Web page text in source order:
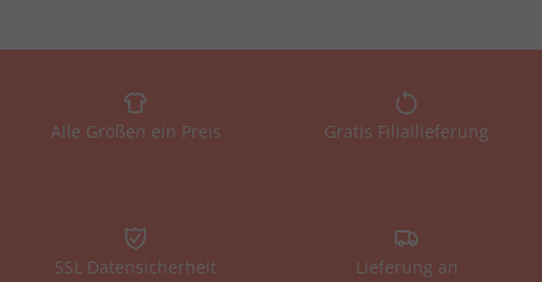
Alle Größen ein Preis Gratis Filiallieferung
SSL Datensicherheit
Lieferung an